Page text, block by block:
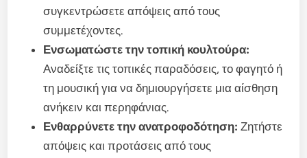
συγκεντρώσετε απόψεις από τους
συμμετέχοντες.
Ενσωματώστε την τοπική κουλτούρα:
Αναδείξτε τις τοπικές παραδόσεις, το φαγητό ή
τη μουσική για να δημιουργήσετε μια αίσθηση
ανήκειν και περηφάνιας.
Ενθαρρύνετε την ανατροφοδότηση: Ζητήστε
απόψεις και προτάσεις από τους